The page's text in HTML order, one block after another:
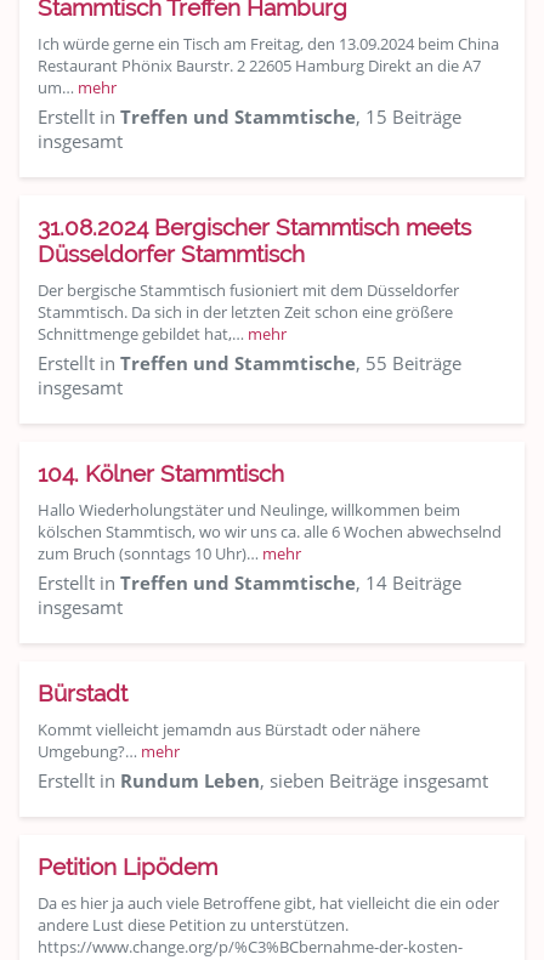
Stammtisch Treffen Hamburg
Ich würde gerne ein Tisch am Freitag, den 13.09.2024 beim China
Restaurant Phönix Baurstr. 2 22605 Hamburg Direkt an die A7
um… mehr
Erstellt in Treffen und Stammtische, 15 Beiträge
insgesamt
31.08.2024 Bergischer Stammtisch meets
Düsseldorfer Stammtisch
Der bergische Stammtisch fusioniert mit dem Düsseldorfer
Stammtisch. Da sich in der letzten Zeit schon eine größere
Schnittmenge gebildet hat,… mehr
Erstellt in Treffen und Stammtische, 55 Beiträge
insgesamt
104. Kölner Stammtisch
Hallo Wiederholungstäter und Neulinge, willkommen beim
kölschen Stammtisch, wo wir uns ca. alle 6 Wochen abwechselnd
zum Bruch (sonntags 10 Uhr)… mehr
Erstellt in Treffen und Stammtische, 14 Beiträge
insgesamt
Bürstadt
Kommt vielleicht jemamdn aus Bürstadt oder nähere
Umgebung?… mehr
Erstellt in Rundum Leben, sieben Beiträge insgesamt
Petition Lipödem
Da es hier ja auch viele Betroffene gibt, hat vielleicht die ein oder
andere Lust diese Petition zu unterstützen.
https://www.change.org/p/%C3%BCbernahme-der-kosten-